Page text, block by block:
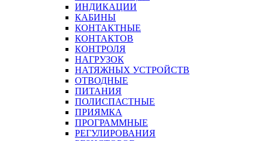
ИНДИКАЦИИ
КАБИНЫ
КОНТАКТНЫЕ
КОНТАКТОВ
КОНТРОЛЯ
НАГРУЗОК
НАТЯЖНЫХ УСТРОЙСТВ
ОТВОДНЫЕ
ПИТАНИЯ
ПОЛИСПАСТНЫЕ
ПРИЯМКА
ПРОГРАММНЫЕ
РЕГУЛИРОВАНИЯ